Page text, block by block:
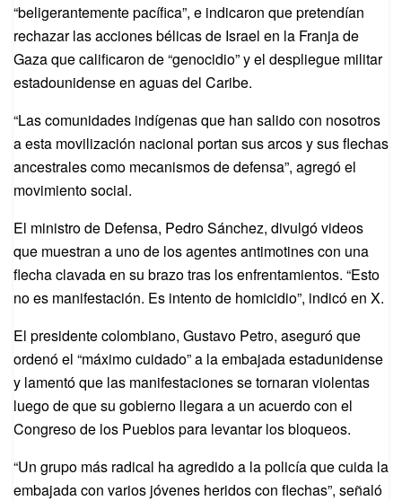
“beligerantemente pacífica”, e indicaron que pretendían
rechazar las acciones bélicas de Israel en la Franja de
Gaza que calificaron de “genocidio” y el despliegue militar
estadounidense en aguas del Caribe.
“Las comunidades indígenas que han salido con nosotros
a esta movilización nacional portan sus arcos y sus flechas
ancestrales como mecanismos de defensa”, agregó el
movimiento social.
El ministro de Defensa, Pedro Sánchez, divulgó videos
que muestran a uno de los agentes antimotines con una
flecha clavada en su brazo tras los enfrentamientos. “Esto
no es manifestación. Es intento de homicidio”, indicó en X.
El presidente colombiano, Gustavo Petro, aseguró que
ordenó el “máximo cuidado” a la embajada estadunidense
y lamentó que las manifestaciones se tornaran violentas
luego de que su gobierno llegara a un acuerdo con el
Congreso de los Pueblos para levantar los bloqueos.
“Un grupo más radical ha agredido a la policía que cuida la
embajada con varios jóvenes heridos con flechas”, señaló